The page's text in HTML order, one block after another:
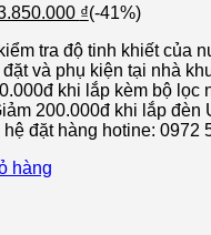
là:
₫.
₫Giá
tại
là:
3.850.000 ₫.
(-41%)
tra độ tinh khiết của
và phụ kiện tại nhà
khi lắp kèm bộ lọc
200.000đ khi lắp đèn
đặt hàng hotine: 0972
hàng